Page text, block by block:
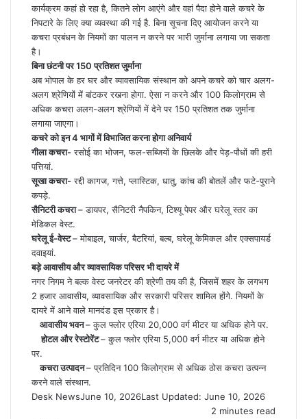
कार्यक्रम कहां हो रहा है, कितने लोग आएंगे और वहां पैदा होने वाले कचरे के
निपटारे के लिए क्या व्यवस्था की गई है. बिना सूचना दिए आयोजन करने या
कचरा प्रबंधन के नियमों का पालन न करने पर भारी जुर्माना लगाया जा सकता
है।
बिना छंटनी पर 150 प्रतिशत जुर्माना
​अब भोपाल के हर घर और व्यावसायिक संस्थान को अपने कचरे को चार अलग-
अलग श्रेणियों में बांटकर रखना होगा. ऐसा न करने और 100 किलोग्राम से
अधिक कचरा अलग-अलग श्रेणियों में देने पर 150 प्रतिशत तक जुर्माना
लगाया जाएगा।
कचरे को इन 4 भागों में विभाजित करना होगा अनिवार्य
​गीला कचरा-रसोई का भोजन, फल-सब्जियों के छिलके और पेड़-पौधों की हरी
पत्तियां.
​सूखा कचरा-रद्दी कागज, गत्ते, प्लास्टिक, धातु, कांच की बोतलें और फटे-पुराने
कपड़े.
​सैनिटरी कचरा– डायपर, सैनिटरी नैपकिन, टिश्यू पेपर और घरेलू स्तर का
मेडिकल वेस्ट.
​घरेलू ई-वेस्ट– मोबाइल, चार्जर, बैटरियां, बल्ब, घरेलू केमिकल और एक्सपायर्ड
दवाइयां.
​बड़े आवासीय और व्यावसायिक परिसर भी दायरे में
नगर ​निगम ने बल्क वेस्ट जनरेटर की श्रेणी तय की है, जिसमें शहर के लगभग
2 हजार आवासीय, व्यावसायिक और सरकारी परिसर शामिल होंगे. नियमों के
दायरे में आने वाले मानदंड इस प्रकार है।
​आवासीय भवन– कुल फ्लोर एरिया 20,000 वर्ग मीटर या अधिक होने पर.
​होटल और रेस्टोरेंट– कुल फ्लोर एरिया 5,000 वर्ग मीटर या अधिक होने
पर.
कचरा उत्पादन– प्रतिदिन 100 किलोग्राम से अधिक ठोस कचरा उत्पन्न
करने वाले संस्थान.
Desk NewsJune 10, 2026Last Updated: June 10, 2026
2 minutes read